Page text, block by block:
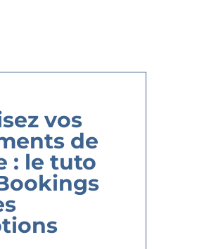
vos
de
: le tuto